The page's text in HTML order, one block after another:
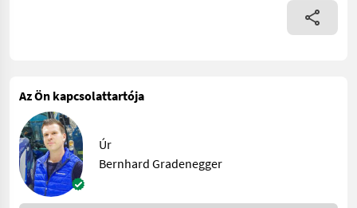
Az Ön kapcsolattartója
Úr
Bernhard Gradenegger